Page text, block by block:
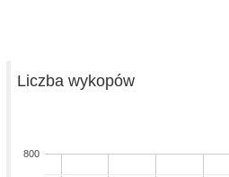
Liczba wykopów
800